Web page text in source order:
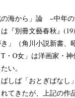
海から」論 −中年の
『別冊文藝春秋』
」（角川小説新書、
・O女」は洋画家・
い。
しば「おとぎばなし
てきたが、上記の作